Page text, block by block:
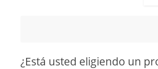
¿Está usted eligiendo un